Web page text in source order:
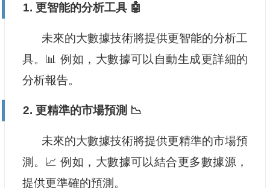
1. 更智能的分析工具 🤖
未來的大數據技術將提供更智能的分析工
具。📊 例如，大數據可以自動生成更詳細的
分析報告。
2. 更精準的市場預測 📉
未來的大數據技術將提供更精準的市場預
測。📈 例如，大數據可以結合更多數據源，
提供更準確的預測。